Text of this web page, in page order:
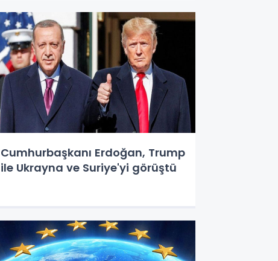
Cumhurbaşkanı Erdoğan, Trump
ile Ukrayna ve Suriye'yi görüştü